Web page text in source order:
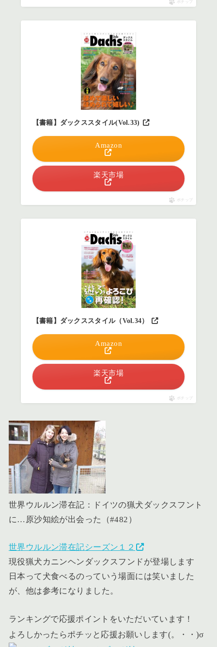
ポチップ
【書籍】ダックススタイル(Vol.33)
Amazon
楽天市場
ポチップ
【書籍】ダックススタイル（Vol.34）
Amazon
楽天市場
ポチップ
世界ウルルン滞在記：ドイツの猟犬ダックスフント
に…原沙知絵が出会った（#482）
世界ウルルン滞在記シーズン１２
現役猟犬カニンヘンダックスフンドが登場します
日本って犬食べるのっていう場面には笑いました
が、他は参考になりました。
ランキングで応援ポイントをいただいています！
よろしかったらポチッと応援お願いします(。・・)σ